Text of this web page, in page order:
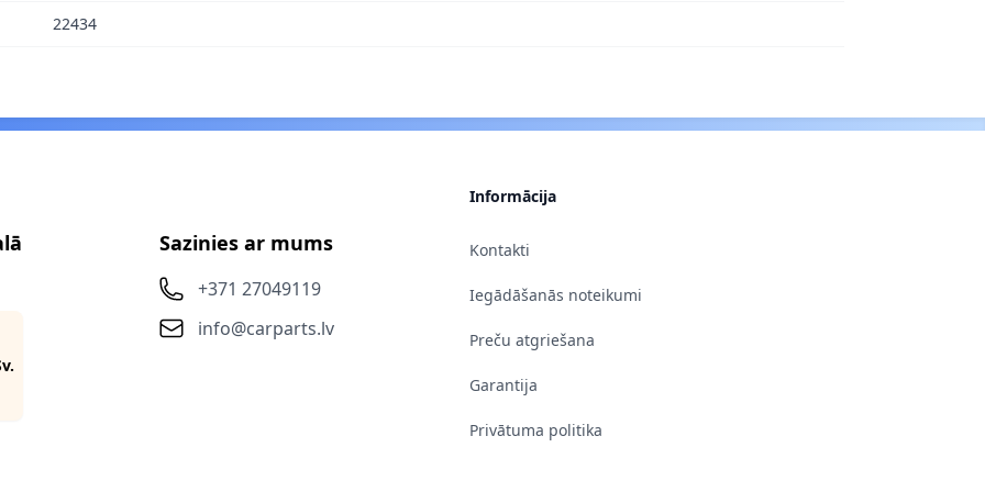
22434
Sazinies ar mums
+371 27049119
info@carparts.lv
Informācija
Kontakti
Iegādāšanās noteikumi
Preču atgriešana
Garantija
Privātuma politika